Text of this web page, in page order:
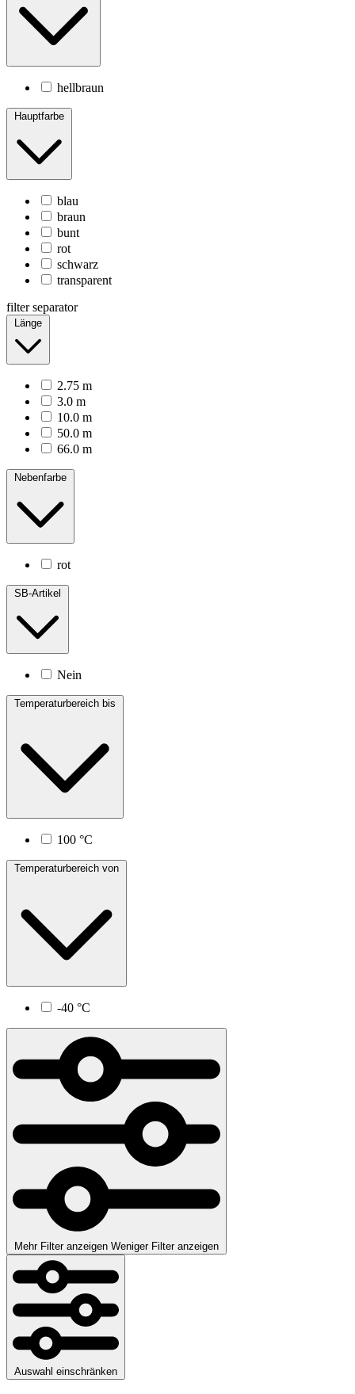
hellbraun
Hauptfarbe
blau
braun
bunt
rot
schwarz
transparent
filter separator
Länge
2.75 m
3.0 m
10.0 m
50.0 m
66.0 m
Nebenfarbe
rot
SB-Artikel
Nein
Temperaturbereich bis
100 °C
Temperaturbereich von
-40 °C
Mehr Filter anzeigen Weniger Filter anzeigen
Auswahl einschränken